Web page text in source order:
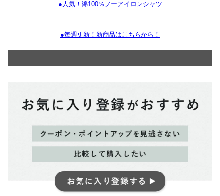
●人気！綿100％ノーアイロンシャツ
●毎週更新！新商品はこちらから！